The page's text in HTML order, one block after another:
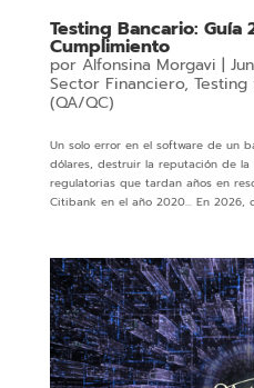
Testing Bancario: Guía
Cumplimiento
por Alfonsina Morgavi |
Sector Financiero,
(QA/QC)
Un solo error en el software de un
dólares, destruir la reputación de
regulatorias que tardan años en
Citibank en el año 2020… En 2026,